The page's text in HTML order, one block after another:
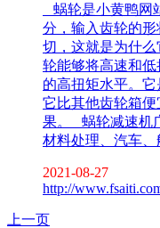
蜗轮是小黄鸭网
分，输入齿轮的
切，这就是为什
轮能够将高速和
的高扭矩水平。
它比其他齿轮箱
果。 蜗轮减速机
材料处理、汽车
2021-08-27
http://
上一页